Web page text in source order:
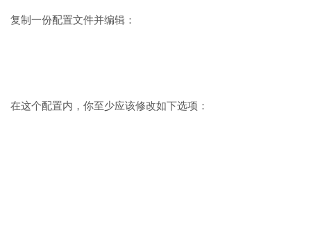
复制一份配置文件并编辑：
在这个配置内，你至少应该修改如下选项：